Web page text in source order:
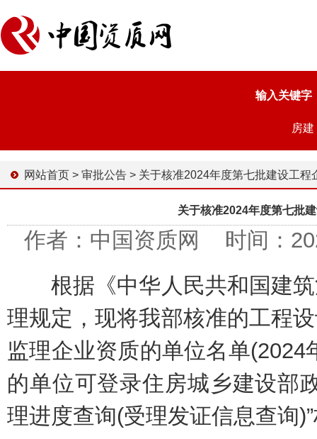
输入关键字
房建
网站首页 > 审批公告 > 关于核准2024年度第七批建设工程企业资质名单
关于核准2024年度第七批
作者：中国资质网 时间：
根据《中华人民共和国建筑
理规定，现将我部核准的工程
监理企业资质的单位名单
的单位可登录住房城乡建设部
理进度查询(受理发证信息查询